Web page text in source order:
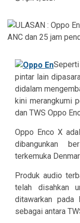
pintar lain
didalam
kini merangkumi
dan TWS Oppo
Oppo Enco X
dibangunkan
terkemuka
Produk audio
telah disahkan
ditawarkan pada
sebagai antara